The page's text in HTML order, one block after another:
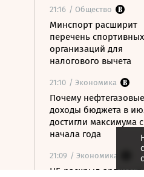
21:16 / Общество
Минспорт расширит
перечень спортивных
организаций для
налогового вычета
21:10 / Экономика
Почему нефтегазовые
доходы бюджета в
достигли максимума с
начала года
21:09 / Экономика
ЦБ раскрыл